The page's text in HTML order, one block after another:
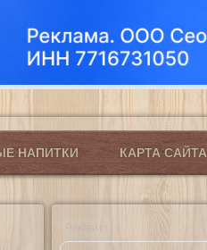
НАПИТКИ КАРТА САЙТА